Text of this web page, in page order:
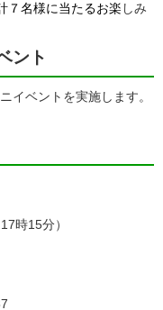
名様に当たるお楽 しみ
ント
イベントを実施します。
時15分）